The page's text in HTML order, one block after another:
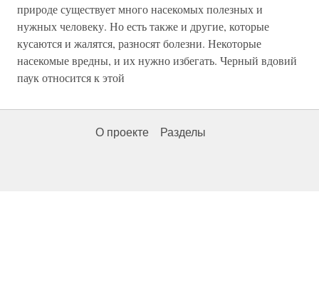
природе существует много насекомых полезных и
нужных человеку. Но есть также и другие, которые
кусаются и жалятся, разносят болезни. Некоторые
насекомые вредны, и их нужно избегать. Черный вдовий
паук относится к этой
О проекте Разделы